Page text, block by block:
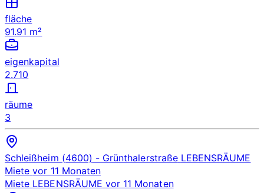
fläche
91.91 m²
eigenkapital
2.710
räume
3
Schleißheim (4600) - Grünthalerstraße LEBENSRÄUME
Miete vor 11 Monaten
Miete LEBENSRÄUME vor 11 Monaten